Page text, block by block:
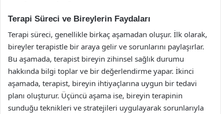
Terapi Süreci ve Bireylerin Faydaları
Terapi süreci, genellikle birkaç aşamadan oluşur. İlk olarak,
bireyler terapistle bir araya gelir ve sorunlarını paylaşırlar.
Bu aşamada, terapist bireyin zihinsel sağlık durumu
hakkında bilgi toplar ve bir değerlendirme yapar. İkinci
aşamada, terapist, bireyin ihtiyaçlarına uygun bir tedavi
planı oluşturur. Üçüncü aşama ise, bireyin terapinin
sunduğu teknikleri ve stratejileri uygulayarak sorunlarıyla